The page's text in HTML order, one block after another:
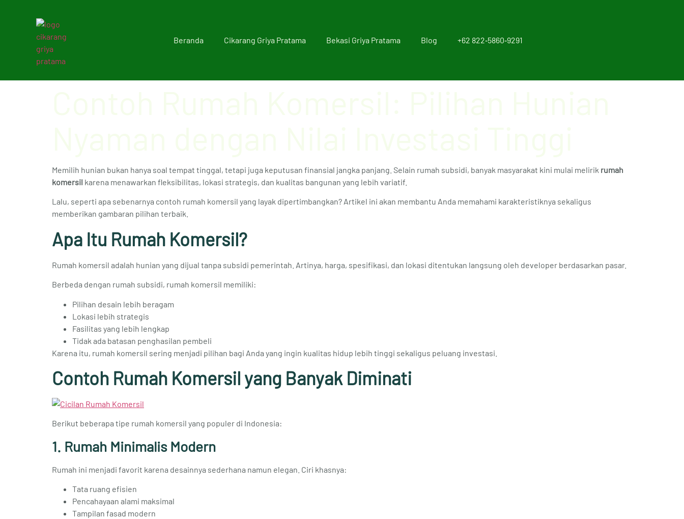
Beranda Cikarang Griya Pratama Bekasi Griya Pratama Blog ‪+62 822‑5860‑9291‬
Memilih hunian bukan hanya soal tempat tinggal, tetapi juga keputusan finansial jangka panjang. Selain rumah subsidi, banyak masyarakat kini mulai melirik rumah
komersil karena menawarkan fleksibilitas, lokasi strategis, dan kualitas bangunan yang lebih variatif.
Lalu, seperti apa sebenarnya contoh rumah komersil yang layak dipertimbangkan? Artikel ini akan membantu Anda memahami karakteristiknya sekaligus
memberikan gambaran pilihan terbaik.
Apa Itu Rumah Komersil?
Rumah komersil adalah hunian yang dijual tanpa subsidi pemerintah. Artinya, harga, spesifikasi, dan lokasi ditentukan langsung oleh developer berdasarkan pasar.
Berbeda dengan rumah subsidi, rumah komersil memiliki:
Pilihan desain lebih beragam
Lokasi lebih strategis
Fasilitas yang lebih lengkap
Tidak ada batasan penghasilan pembeli
Karena itu, rumah komersil sering menjadi pilihan bagi Anda yang ingin kualitas hidup lebih tinggi sekaligus peluang investasi.
Contoh Rumah Komersil yang Banyak Diminati
Berikut beberapa tipe rumah komersil yang populer di Indonesia:
1. Rumah Minimalis Modern
Rumah ini menjadi favorit karena desainnya sederhana namun elegan. Ciri khasnya:
Tata ruang efisien
Pencahayaan alami maksimal
Tampilan fasad modern